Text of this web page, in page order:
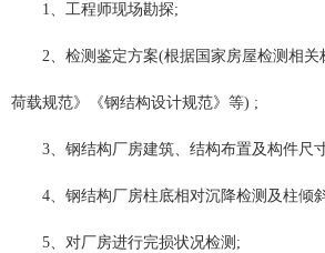
1、工程师现场勘探;
2、检测鉴定方案(根据国家房屋检测相
荷载规范》《钢结构设计规范》等) ;
3、钢结构厂房建筑、结构布置及构件尺
4、钢结构厂房柱底相对沉降检测及柱倾
5、对厂房进行完损状况检测;